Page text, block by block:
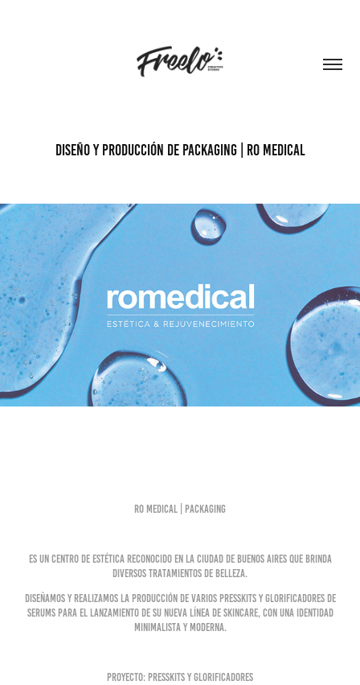
Diseño y producción de packaging | RO Medical
RO Medical | Packaging
Es un centro de estética reconocido en la ciudad de Buenos Aires que brinda
diversos tratamientos de belleza.
Diseñamos y realizamos la producción de varios presskits y glorificadores de
serums para el lanzamiento de su nueva línea de skincare, con una identidad
minimalista y moderna.
Proyecto: Presskits y glorificadores